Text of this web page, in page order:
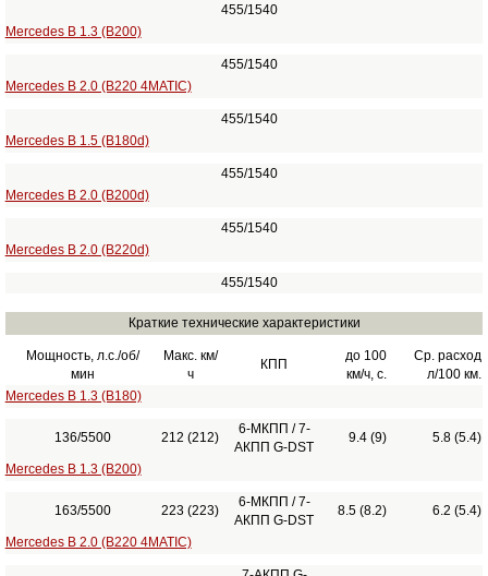
455/1540
Mercedes B 1.3 (B200)
455/1540
Mercedes B 2.0 (B220 4MATIC)
455/1540
Mercedes B 1.5 (B180d)
455/1540
Mercedes B 2.0 (B200d)
455/1540
Mercedes B 2.0 (B220d)
455/1540
Краткие технические характеристики
Мощность, л.с./об/
мин
Макс. км/
ч
КПП
до 100
км/ч, с.
Ср. расход
л/100 км.
Mercedes B 1.3 (B180)
136/5500 212 (212)
6-МКПП / 7-
АКПП G-DST
9.4 (9) 5.8 (5.4)
Mercedes B 1.3 (B200)
163/5500 223 (223)
6-МКПП / 7-
АКПП G-DST
8.5 (8.2) 6.2 (5.4)
Mercedes B 2.0 (B220 4MATIC)